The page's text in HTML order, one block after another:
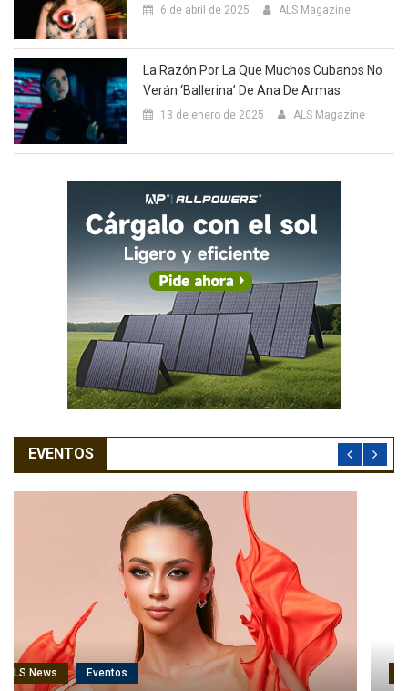
6 de abril de 2025 ALS Magazine
La Razón Por La Que Muchos Cubanos No
Verán ‘Ballerina’ De Ana De Armas
13 de enero de 2025 ALS Magazine
EVENTOS
ALS News Cantantes